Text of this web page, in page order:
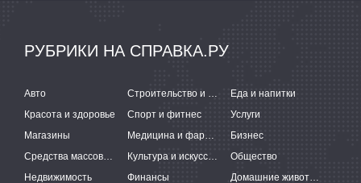
РУБРИКИ НА СПРАВКА.РУ
Авто Строительство и ремонт
Еда и напитки
Красота и здоровье
Спорт и фитнес
Услуги
Магазины
Медицина и фармацевтика
Бизнес
Средства массовой информации
Культура и искусство
Общество
Недвижимость
Финансы Домашние животные